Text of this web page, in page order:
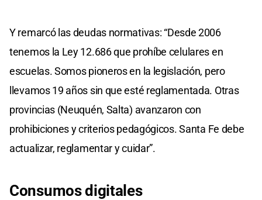
Y remarcó las deudas normativas: “Desde 2006
tenemos la Ley 12.686 que prohíbe celulares en
escuelas. Somos pioneros en la legislación, pero
llevamos 19 años sin que esté reglamentada. Otras
provincias (Neuquén, Salta) avanzaron con
prohibiciones y criterios pedagógicos. Santa Fe debe
actualizar, reglamentar y cuidar”.
Consumos digitales